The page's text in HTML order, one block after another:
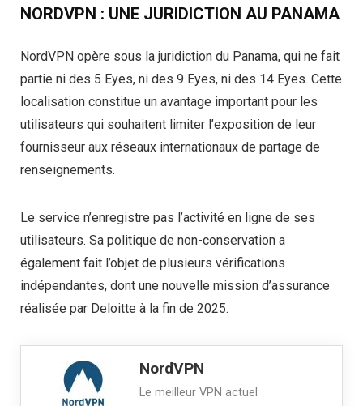
NORDVPN : UNE JURIDICTION AU PANAMA
NordVPN opère sous la juridiction du Panama, qui ne fait
partie ni des 5 Eyes, ni des 9 Eyes, ni des 14 Eyes. Cette
localisation constitue un avantage important pour les
utilisateurs qui souhaitent limiter l’exposition de leur
fournisseur aux réseaux internationaux de partage de
renseignements.
Le service n’enregistre pas l’activité en ligne de ses
utilisateurs. Sa politique de non-conservation a
également fait l’objet de plusieurs vérifications
indépendantes, dont une nouvelle mission d’assurance
réalisée par Deloitte à la fin de 2025.
NordVPN
Le meilleur VPN actuel